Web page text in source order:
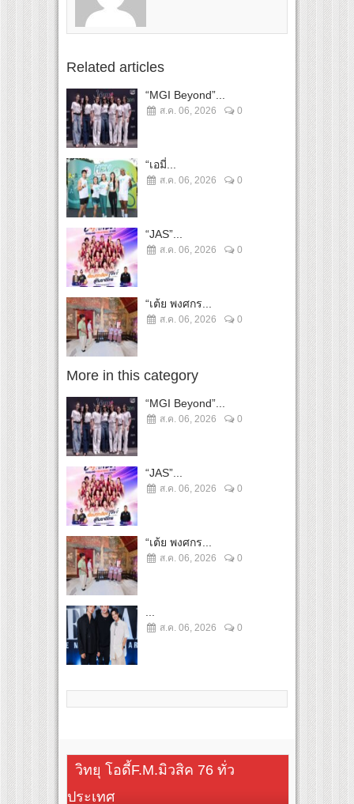
Related articles
“MGI Beyond”...
ส.ค. 06, 2026 0
“เอมี่...
ส.ค. 06, 2026 0
“JAS”...
ส.ค. 06, 2026 0
“เต้ย พงศกร...
ส.ค. 06, 2026 0
More in this category
“MGI Beyond”...
ส.ค. 06, 2026 0
“JAS”...
ส.ค. 06, 2026 0
“เต้ย พงศกร...
ส.ค. 06, 2026 0
...
ส.ค. 06, 2026 0
วิทยุ โอดี้F.M.มิวสิค 76 ทั่ว
ประเทศ